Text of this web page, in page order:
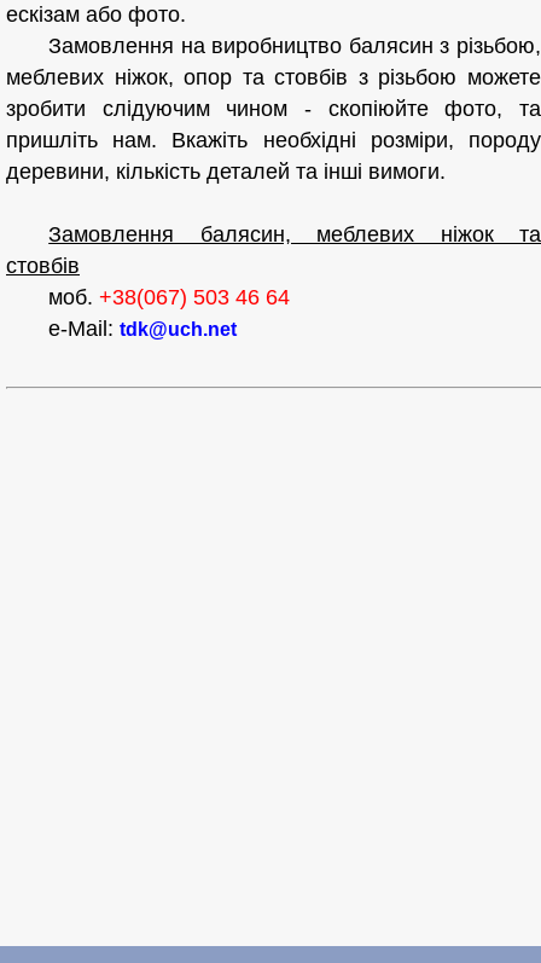
ескізам або фото.
Замовлення на виробництво балясин з різьбою,
меблевих ніжок, опор та стовбів з різьбою можете
зробити слідуючим чином - скопіюйте фото, та
пришліть нам. Вкажіть необхідні розміри, породу
деревини, кількість деталей та інші вимоги.
Замовлення балясин, меблевих ніжок та
стовбів
моб.+38(067) 503 46 64
e-Mail:tdk@uch.net